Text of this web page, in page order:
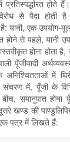
होते
से पैदा
है: यानी, एक उपयोग-
होने से पहले, यानी
होना होता है,
पूँजीवादी
अनिश्चितताओं में
संचरण में, पूँजी के
समानुपात होना
दूसरे खण्ड की
पत्र में लिखते हैं: